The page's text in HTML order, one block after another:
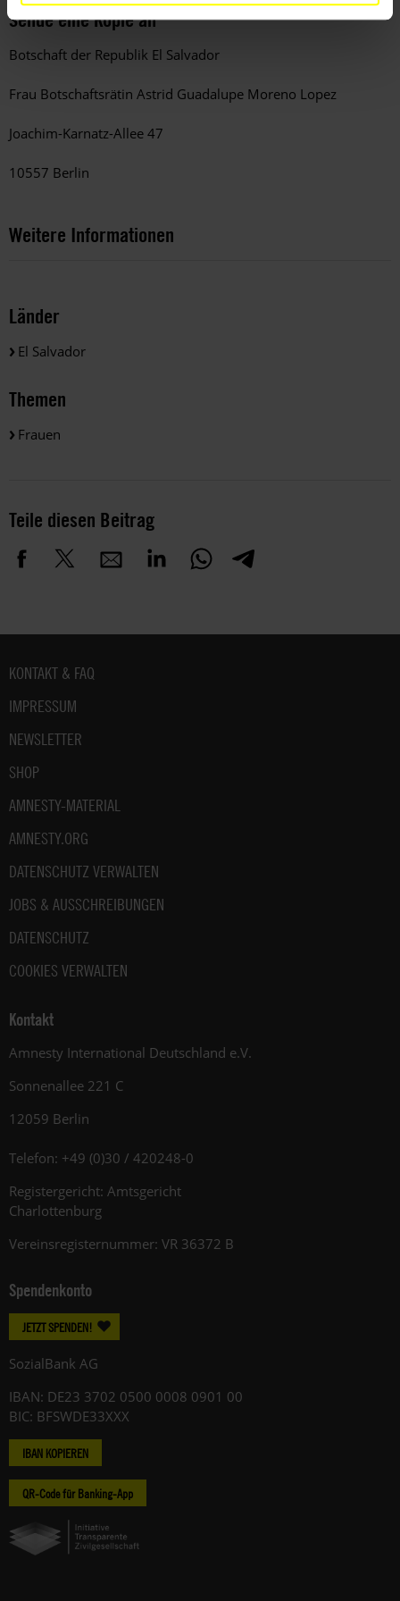
Sende eine Kopie an
Botschaft der Republik El Salvador
Frau Botschaftsrätin Astrid Guadalupe Moreno Lopez
Joachim-Karnatz-Allee 47
10557 Berlin
Weitere Informationen
Länder
El Salvador
Themen
Frauen
Teile diesen Beitrag
Fußbereich
KONTAKT & FAQ
IMPRESSUM
NEWSLETTER
SHOP
AMNESTY-MATERIAL
AMNESTY.ORG
DATENSCHUTZ VERWALTEN
JOBS & AUSSCHREIBUNGEN
DATENSCHUTZ
COOKIES VERWALTEN
Kontakt
Amnesty International Deutschland e.V.
Sonnenallee 221 C
12059 Berlin
Telefon: +49 (0)30 / 420248-0
Registergericht: Amtsgericht
Charlottenburg
Vereinsregisternummer: VR 36372 B
Spendenkonto
JETZT SPENDEN!
SozialBank AG
IBAN: DE23 3702 0500 0008 0901 00
BIC: BFSWDE33XXX
IBAN KOPIEREN
QR-Code für Banking-App